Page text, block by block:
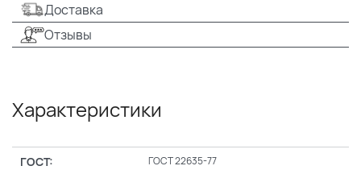
Доставка
Отзывы
Характеристики
ГОСТ: ГОСТ 22635-77